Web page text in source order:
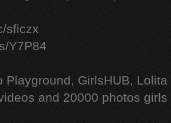
sficzx
Y7P84
Playground, GirlsHUB, Lolita
and 20000 photos